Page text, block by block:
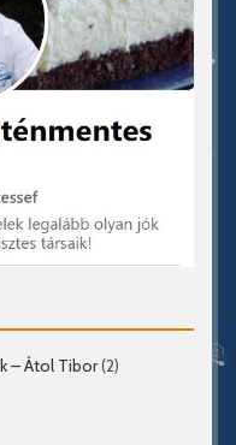
– Átol Tibor(2)